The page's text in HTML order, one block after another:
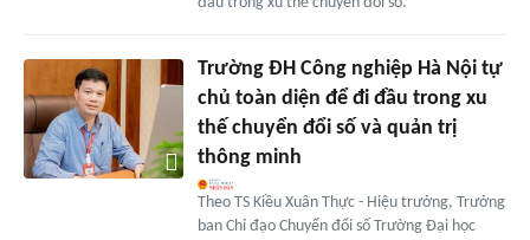
Trường ĐH Công nghiệp Hà Nội tự
chủ toàn diện để đi đầu trong xu
thế chuyển đổi số và quản trị
thông minh
Theo TS Kiều Xuân Thực - Hiệu trưởng, Trưởng
ban Chỉ đạo Chuyển đổi số Trường Đại học